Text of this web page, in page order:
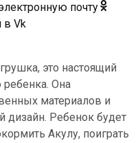
почту
в Vk
это настоящий
ребенка. Она
материалов и
дизайн. Ребенок будет
Акулу, поиграть